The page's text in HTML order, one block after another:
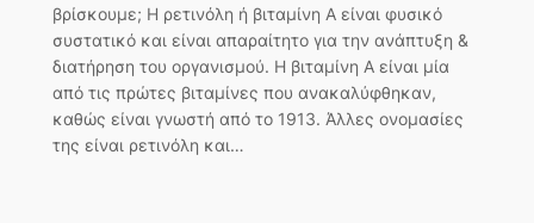
βρίσκουμε; Η ρετινόλη ή βιταμίνη Α είναι φυσικό
συστατικό και είναι απαραίτητο για την ανάπτυξη &
διατήρηση του οργανισμού. Η βιταμίνη Α είναι μία
από τις πρώτες βιταμίνες που ανακαλύφθηκαν,
καθώς είναι γνωστή από το 1913. Άλλες ονομασίες
της είναι ρετινόλη και…